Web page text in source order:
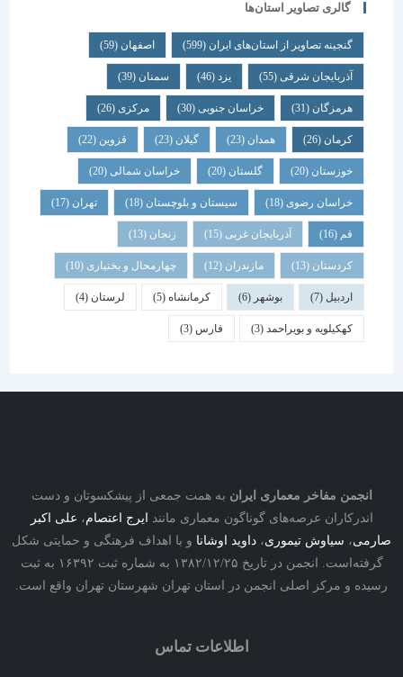
گالری تصاویر استان‌ها
گنجینه تصاویر از استان‌های ایران(599) اصفهان (59)
آذربایجان شرقی(55) یزد سمنان (39)
هرمزگان(31) خراسان جنوبی(30) مرکزی (26)
همدان گیلان قزوین
خوزستان(20) گلستان (20) خراسان شمالی(20)
خراسان رضوی(18) سیستان و بلوچستان(18) تهران
آذربایجان غربی(15) زنجان
کردستان(13) مازندران(12) چهارمحال و بختیاری (10)
بوشهر کرمانشاه(5) لرستان (4)
کهکیلویه و بویراحمد(3) فارس
مفاخر معماری ایرانبه همت جمعی از پیشکسوتان و دست
عرصه‌های گوناگون معماری مانندایرج اعتصام،علی اکبر
،سیاوش تیموری،داوید اوشاناو با اهداف فرهنگی و حمایتی شکل
گرفته‌است. انجمن در تاریخ ۱۳۸۲/۱۲/۲۵ به شماره ثبت ۱۶۳۹۲ به ثبت
و مرکز اصلی انجمن در استان تهران شهرستان تهران واقع است.
اطلاعات تماس